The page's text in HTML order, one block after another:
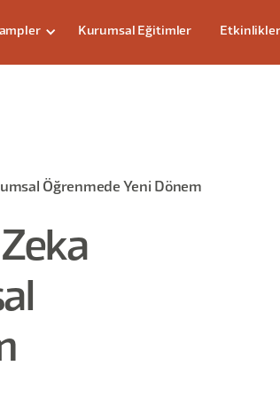
Kurumsal Eğitimler Etkinlikler
Öğrenmede Yeni Dönem